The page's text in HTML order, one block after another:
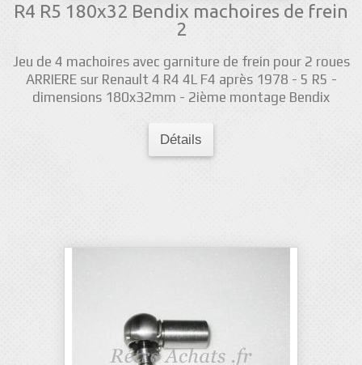
R4 R5 180x32 Bendix machoires de frein
2
Jeu de 4 machoires avec garniture de frein pour 2 roues
ARRIERE sur Renault 4 R4 4L F4 après 1978 - 5 R5 -
dimensions 180x32mm - 2ième montage Bendix
Détails